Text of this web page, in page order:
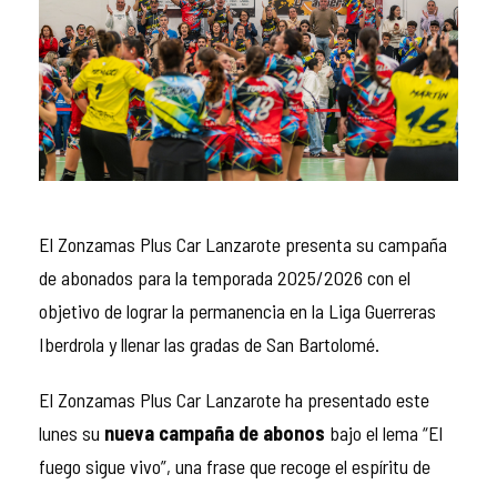
El Zonzamas Plus Car Lanzarote presenta su campaña
de abonados para la temporada 2025/2026 con el
objetivo de lograr la permanencia en la Liga Guerreras
Iberdrola y llenar las gradas de San Bartolomé.
El Zonzamas Plus Car Lanzarote ha presentado este
lunes su nueva campaña de abonos bajo el lema “El
fuego sigue vivo”, una frase que recoge el espíritu de